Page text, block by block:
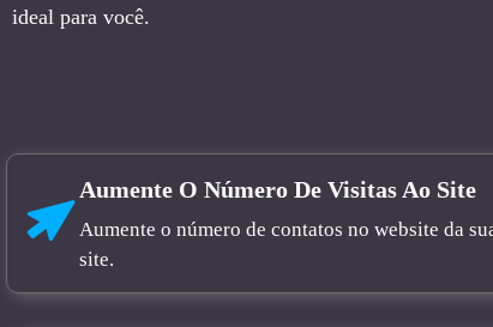
ideal para você.
Aumente O Número De Visitas Ao Site
Aumente o número de contatos no website da
site.